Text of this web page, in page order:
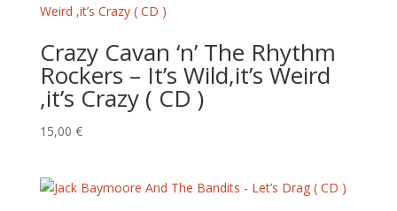
15,00 €.10,00 €.
Crazy Cavan ‘n’ The Rhythm
Rockers – It’s Wild,it’s Weird
,it’s Crazy ( CD )
15,00 €